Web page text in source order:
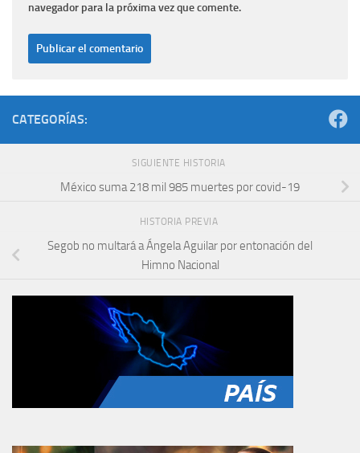
navegador para la próxima vez que comente.
CATEGORÍAS:
SIGUIENTE HISTORIA
México suma 218 mil 985 muertes por covid-19
HISTORIA PREVIA
Segob no multará a Ángela Aguilar por entonación del
Himno Nacional